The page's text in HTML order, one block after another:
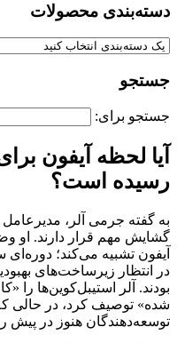
دسته‌بندی‌ محصولات
جستجو
جستجو برای:
آیا لحظه آیفون‌
رسیده است؟
به گفته جرمی آلر،
گشایش مهم قرار دارند. او
آیفون تشبیه می‌کند؛
در انتظار زیرساخت‌های
بودند. آلر استیبل‌کوین‌ها را
شده» توصیف کرد، در حالی
توسعه‌دهندگان هنوز در